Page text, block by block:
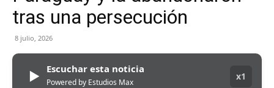
tras una persecución
8 julio, 2026
▶ Escuchar esta noticia
Powered by Estudios Max
x1